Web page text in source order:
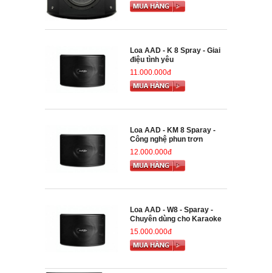
Loa AAD - K 8 Spray - Giai
điệu tình yêu
11.000.000đ
Loa AAD - KM 8 Sparay -
Công nghệ phun trơn
12.000.000đ
Loa AAD - W8 - Sparay -
Chuyên dùng cho Karaoke
15.000.000đ